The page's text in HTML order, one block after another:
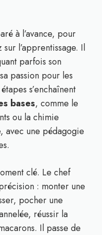
à l’avance, pour
l’apprentissage. Il
parfois son
passion pour les
s’enchaînent
bases, comme le
ou la chimie
avec une pédagogie
clé. Le chef
: monter une
pocher une
réussir la
Il passe de